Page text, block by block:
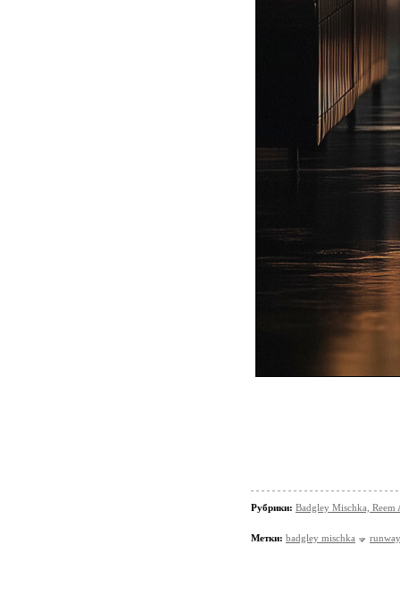
Рубрики: Badgley Mischka, Reem
Метки: badgley mischka runway